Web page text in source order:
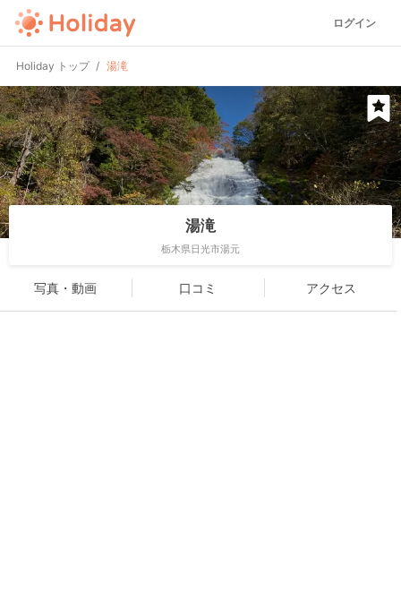
ログイン
Holiday トップ 湯滝
湯滝
栃木県日光市湯元
写真・動画 口コミ アクセス